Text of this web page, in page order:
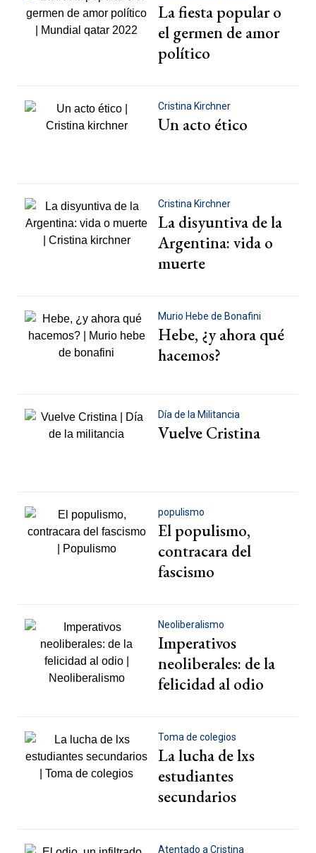
La fiesta popular o
el germen de amor
político
Cristina Kirchner
Un acto ético
Cristina Kirchner
La disyuntiva de la
Argentina: vida o
muerte
Murio Hebe de Bonafini
Hebe, ¿y ahora qué
hacemos?
Día de la Militancia
Vuelve Cristina
populismo
El populismo,
contracara del
fascismo
Neoliberalismo
Imperativos
neoliberales: de la
felicidad al odio
Toma de colegios
La lucha de lxs
estudiantes
secundarios
Atentado a Cristina